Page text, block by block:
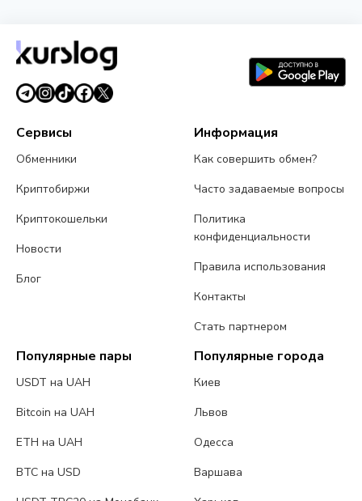
Сервисы
Обменники
Криптобиржи
Криптокошельки
Новости
Блог
Информация
Как совершить обмен?
Часто задаваемые вопросы
Политика
конфиденциальности
Правила использования
Контакты
Стать партнером
Популярные пары
USDT на UAH
Bitcoin на UAH
ETH на UAH
BTC на USD
Популярные города
Киев
Львов
Одесса
Варшава